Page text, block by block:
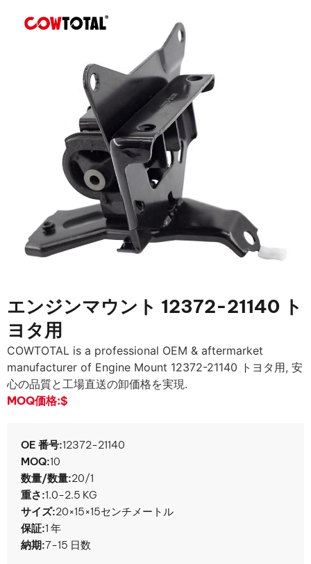
エンジンマウント 12372-21140 ト
ヨタ用
COWTOTAL is a professional OEM & aftermarket
manufacturer of Engine Mount 12372-21140 トヨタ用, 安
心の品質と工場直送の卸価格を実現.
MOQ価格:$
OE 番号:12372-21140
MOQ:10
数量/数量:20/1
重さ:1.0-2.5 KG
サイズ:20×15×15センチメートル
保証:1 年
納期:7-15 日数